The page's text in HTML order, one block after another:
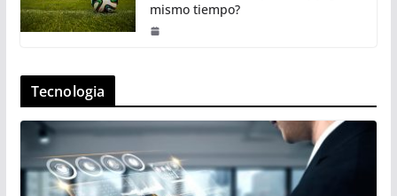
mismo tiempo?
Tecnologia